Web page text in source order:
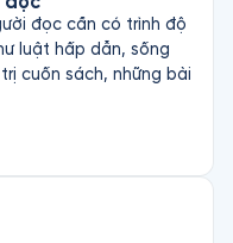
đọc cần có trình độ
luật hấp dẫn, sống
cuốn sách, những bài